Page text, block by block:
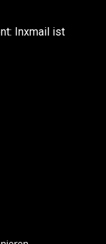
Inxmail ist